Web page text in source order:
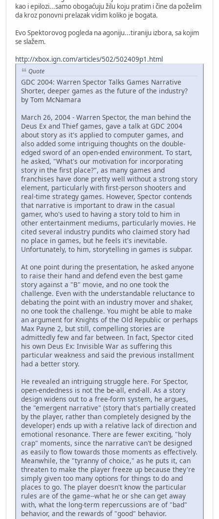
kao i epilozi...samo obogaćuju žilu koju pratim i čine da poželim
da kroz ponovni prelazak vidim koliko je bogata.
Evo Spektorovog pogleda na agoniju...tiraniju izbora, sa kojim
se slažem.
http://xbox.ign.com/articles/502/502409p1.html
Quote
GDC 2004: Warren Spector Talks Games Narrative
Shorter, deeper games as the future of the industry?
by Tom McNamara
March 26, 2004 - Warren Spector, the man behind the
Deus Ex and Thief games, gave a talk at GDC 2004
about story as it's applied to computer games, and
also added some intriguing thoughts on the double-
edged sword of an open-ended environment. To start,
he asked, "What's our motivation for incorporating
story in the first place?", as many games and
franchises have done pretty well without a strong story
element, particularly with first-person shooters and
real-time strategy games. However, Spector contends
that narrative is important to draw in the casual
gamer, who's used to having a story told to him in
other entertainment mediums, particularly movies. He
cited several industry pundits who claimed story had
no place in games, but he feels it's inevitable.
Unfortunately, to him, storytelling in games is subpar.
At one point during the presentation, he asked anyone
to raise their hand and defend even the best game
story against a "B" movie, and no one took the
challenge. Even with the understandable reluctance to
debating the point with an industry mover and shaker,
no one took the challenge. You might be able to make
an argument for Knights of the Old Republic or perhaps
Max Payne 2, but still, compelling stories are
admittedly few and far between. In fact, Spector cited
his own Deus Ex: Invisible War as suffering this
particular weakness and said the previous installment
had a better story.
He revealed an intriguing struggle here. For Spector,
open-endedness is not the be-all, end-all. As a story
design widens out to a free-form system, he argues,
the "emergent narrative" (story that's partially created
by the player, rather than completely designed by the
developer) ends up with a relative lack of direction and
emotional resonance. There are fewer exciting, "holy
crap" moments, since the narrative can't be designed
as easily to flow towards those moments as effectively.
Meanwhile, the "tyranny of choice," as he puts it, can
threaten to make the player freeze up because they're
simply given too many options for things to do and
places to go. The player doesn't know the particular
rules are of the game--what he or she can get away
with, what the long-term repercussions are of "bad"
behavior, and the rewards of "good" behavior.